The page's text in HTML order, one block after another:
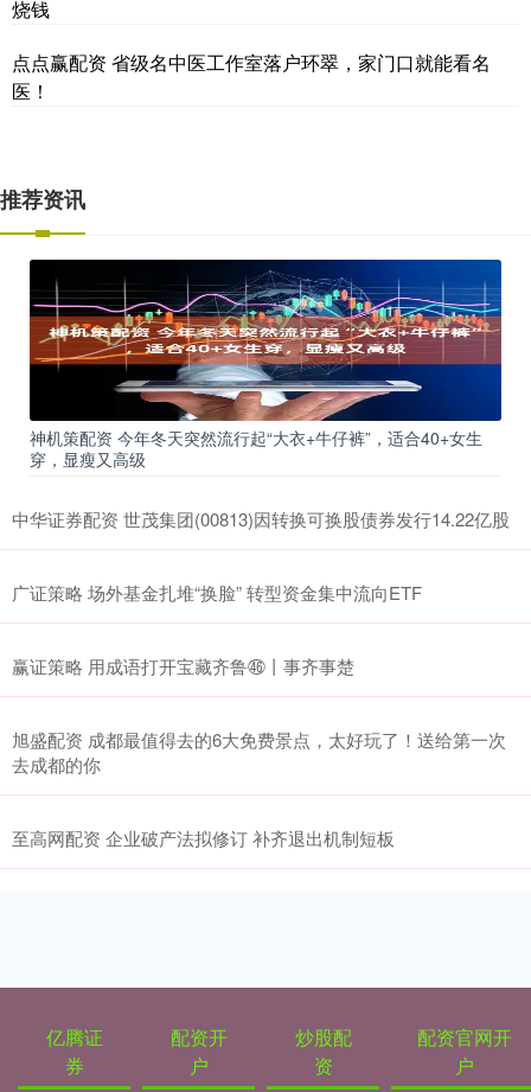
烧钱
点点赢配资 省级名中医工作室落户环翠，家门口就能看名
医！
推荐资讯
神机策配资 今年冬天突然流行起“大衣+牛仔裤”，适合40+女生
穿，显瘦又高级
中华证券配资 世茂集团(00813)因转换可换股债券发行14.22亿股
广证策略 场外基金扎堆“换脸” 转型资金集中流向ETF
赢证策略 用成语打开宝藏齐鲁㊻丨事齐事楚
旭盛配资 成都最值得去的6大免费景点，太好玩了！送给第一次
去成都的你
至高网配资 企业破产法拟修订 补齐退出机制短板
亿腾证
券
配资开
户
炒股配
资
配资官网开
户